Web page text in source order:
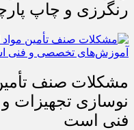
رنگرزی و چاپ
مشکلات صنف تأمین
نوسازی
فنی است